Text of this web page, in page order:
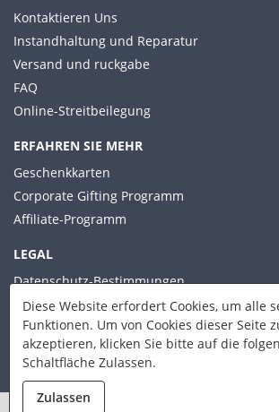
Diese Website erfordert Cookies, um alle
Funktionen. Um von Cookies dieser Seite
akzeptieren, klicken Sie bitte auf die
Schaltfläche Zulassen.
Zulassen
Kontaktieren Uns
Instandhaltung und Reparatur
Versand und ruckgabe
FAQ
Online-Streitbeilegung
ERFAHREN SIE MEHR
Geschenkkarten
Corporate Gifting Programm
Affiliate-Programm
LEGAL
Datenschutz-Bestimmungen
Allgemeine Geschäftsbedingungen